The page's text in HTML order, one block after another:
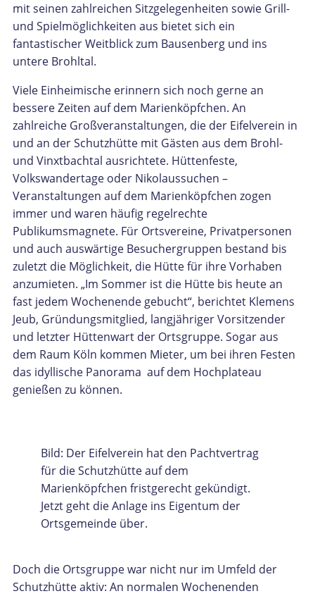
mit seinen zahlreichen Sitzgelegenheiten sowie Grill-
und Spielmöglichkeiten aus bietet sich ein
fantastischer Weitblick zum Bausenberg und ins
untere Brohltal.
Viele Einheimische erinnern sich noch gerne an
bessere Zeiten auf dem Marienköpfchen. An
zahlreiche Großveranstaltungen, die der Eifelverein in
und an der Schutzhütte mit Gästen aus dem Brohl-
und Vinxtbachtal ausrichtete. Hüttenfeste,
Volkswandertage oder Nikolaussuchen –
Veranstaltungen auf dem Marienköpfchen zogen
immer und waren häufig regelrechte
Publikumsmagnete. Für Ortsvereine, Privatpersonen
und auch auswärtige Besuchergruppen bestand bis
zuletzt die Möglichkeit, die Hütte für ihre Vorhaben
anzumieten. „Im Sommer ist die Hütte bis heute an
fast jedem Wochenende gebucht“, berichtet Klemens
Jeub, Gründungsmitglied, langjähriger Vorsitzender
und letzter Hüttenwart der Ortsgruppe. Sogar aus
dem Raum Köln kommen Mieter, um bei ihren Festen
das idyllische Panorama auf dem Hochplateau
genießen zu können.
Bild: Der Eifelverein hat den Pachtvertrag
für die Schutzhütte auf dem
Marienköpfchen fristgerecht gekündigt.
Jetzt geht die Anlage ins Eigentum der
Ortsgemeinde über.
Doch die Ortsgruppe war nicht nur im Umfeld der
Schutzhütte aktiv: An normalen Wochenenden